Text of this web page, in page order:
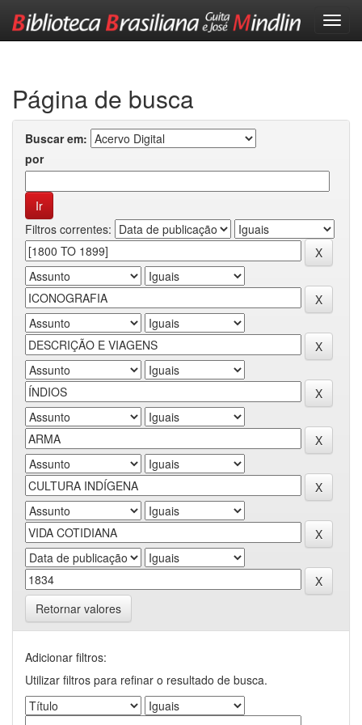
Página de busca
Buscar em:
por
Filtros correntes:
Retornar valores
Adicionar filtros:
Utilizar filtros para refinar o resultado de busca.